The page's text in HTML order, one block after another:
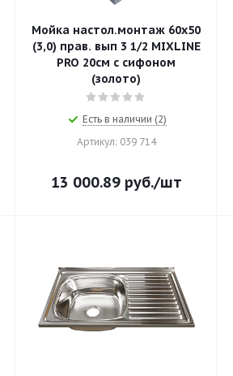
Мойка настол.монтаж 60х50
(3,0) прав. вып 3 1/2 MIXLINE
PRO 20см с сифоном
(золото)
Есть в наличии (2)
Артикул: 039 714
13 000.89руб./шт